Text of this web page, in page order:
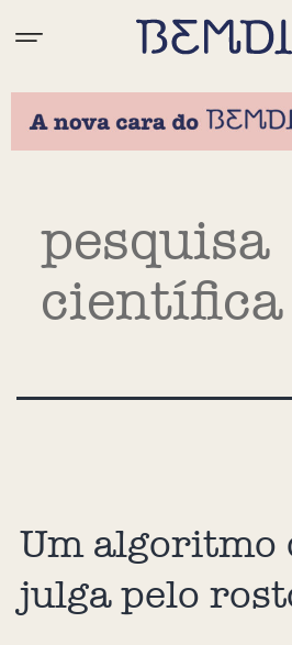
pesquisa
científica
Um algoritmo
julga pelo